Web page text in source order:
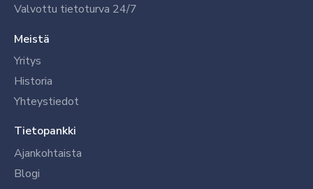
Valvottu tietoturva 24/7
Meistä
Yritys
Historia
Yhteystiedot
Tietopankki
Ajankohtaista
Blogi